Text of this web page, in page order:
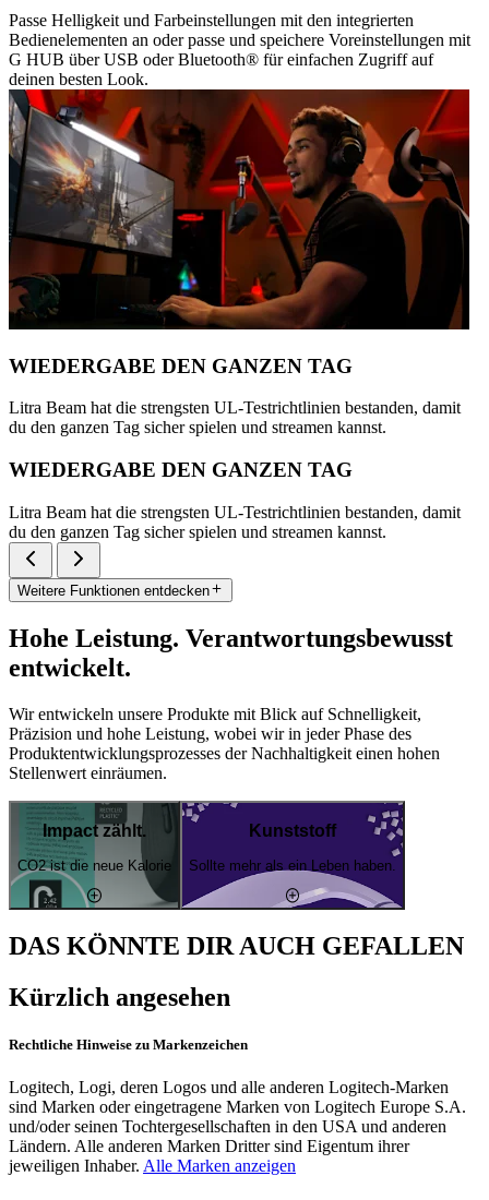
Passe Helligkeit und Farbeinstellungen mit den integrierten
Bedienelementen an oder passe und speichere Voreinstellungen mit
G HUB über USB oder Bluetooth® für einfachen Zugriff auf
deinen besten Look.
WIEDERGABE DEN GANZEN TAG
Litra Beam hat die strengsten UL-Testrichtlinien bestanden, damit
du den ganzen Tag sicher spielen und streamen kannst.
WIEDERGABE DEN GANZEN TAG
Litra Beam hat die strengsten UL-Testrichtlinien bestanden, damit
du den ganzen Tag sicher spielen und streamen kannst.
Weitere Funktionen entdecken
Hohe Leistung. Verantwortungsbewusst
entwickelt.
Wir entwickeln unsere Produkte mit Blick auf Schnelligkeit,
Präzision und hohe Leistung, wobei wir in jeder Phase des
Produktentwicklungsprozesses der Nachhaltigkeit einen hohen
Stellenwert einräumen.
Impact zählt.
CO2 ist die neue Kalorie
Kunststoff
Sollte mehr als ein Leben haben.
DAS KÖNNTE DIR AUCH GEFALLEN
Kürzlich angesehen
Rechtliche Hinweise zu Markenzeichen
Logitech, Logi, deren Logos und alle anderen Logitech-Marken
sind Marken oder eingetragene Marken von Logitech Europe S.A.
und/oder seinen Tochtergesellschaften in den USA und anderen
Ländern. Alle anderen Marken Dritter sind Eigentum ihrer
jeweiligen Inhaber. Alle Marken anzeigen